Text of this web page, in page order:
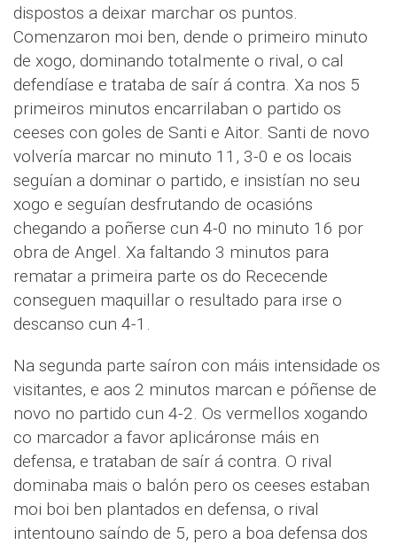
dispostos a deixar marchar os puntos.
Comenzaron moi ben, dende o primeiro minuto
de xogo, dominando totalmente o rival, o cal
defendíase e trataba de saír á contra. Xa nos 5
primeiros minutos encarrilaban o partido os
ceeses con goles de Santi e Aitor. Santi de novo
volvería marcar no minuto 11, 3-0 e os locais
seguían a dominar o partido, e insistían no seu
xogo e seguían desfrutando de ocasións
chegando a poñerse cun 4-0 no minuto 16 por
obra de Angel. Xa faltando 3 minutos para
rematar a primeira parte os do Rececende
conseguen maquillar o resultado para irse o
descanso cun 4-1.
Na segunda parte saíron con máis intensidade os
visitantes, e aos 2 minutos marcan e póñense de
novo no partido cun 4-2. Os vermellos xogando
co marcador a favor aplicáronse máis en
defensa, e trataban de saír á contra. O rival
dominaba mais o balón pero os ceeses estaban
moi boi ben plantados en defensa, o rival
intentouno saíndo de 5, pero a boa defensa dos